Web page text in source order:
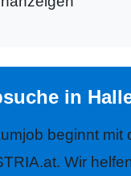
in
beginnt mit
Wir